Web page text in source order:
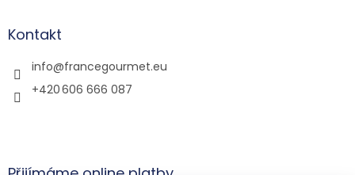
Kontakt
info@francegourmet.eu
+420 606 666 087